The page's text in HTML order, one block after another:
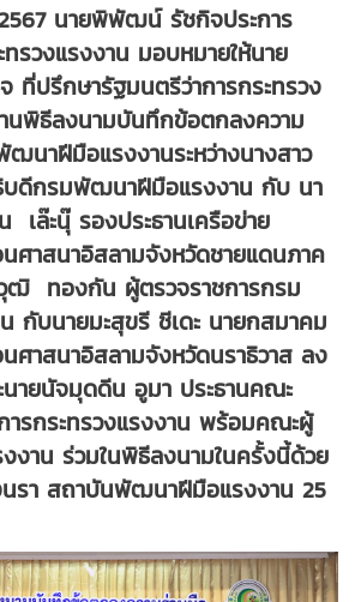
นายพิพัฒน์ รัชกิจประการ
รวงแรงงาน มอบหมายให้นาย
ที่ปรึกษารัฐมนตรีว่าการกระทรวง
นพิธีลงนามบันทึกข้อตกลงความ
ฒนาฝีมือแรงงานระหว่างนางสาว
บดีกรมพัฒนาฝีมือแรงงาน กับ นา
ล๊ะนุ๊ รองประธานเครือข่าย
นศาสนาอิสลามจังหวัดชายแดนภาค
ฒิ ทองกัน ผู้ตรวจราชการกรม
กับนายมะสุขรี ชีเดะ นายกสมาคม
ศาสนาอิสลามจังหวัดนราธิวาส ลง
ายนัจมุดดีน อูมา ประธานคณะ
ารกระทรวงแรงงาน พร้อมคณะผู้
งงาน ร่วมในพิธีลงนามในครั้งนี้ด้วย
รา สถาบันพัฒนาฝีมือแรงงาน 25